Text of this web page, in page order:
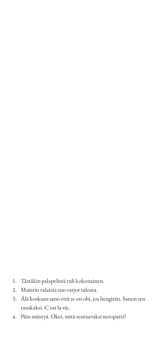
Tästäkin palapelistä tuli kokonainen.
Muistin valaista sun varjot talosta.
Älä koskaan sano että se on ohi, jos hengitän. Sanon sen
ranskaksi. C'est la vie.
Päin mäntyä. Okei, mitä seuraavaksi neropatti?